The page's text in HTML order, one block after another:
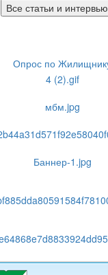
Все статьи и интервью